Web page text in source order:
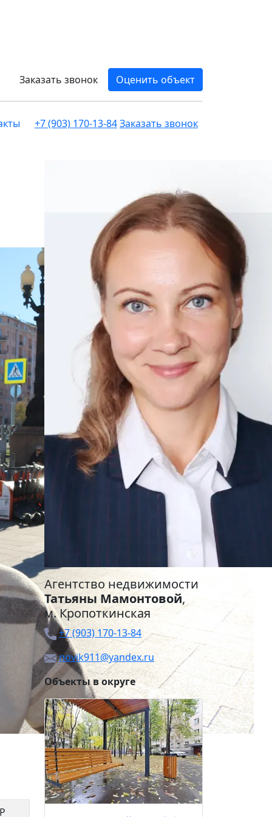
Заказать звонок
Оценить объект
+7 (903) 170-13-84Заказать звонок
Агентство недвижимости
Татьяны Мамонтовой,
м.Кропоткинская
+7 (903) 170-13-84
novik911@yandex.ru
Объекты в округе
39